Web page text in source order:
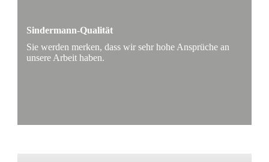
Sindermann-Qualität
Sie werden merken, dass wir sehr hohe Ansprüche an
unsere Arbeit haben.